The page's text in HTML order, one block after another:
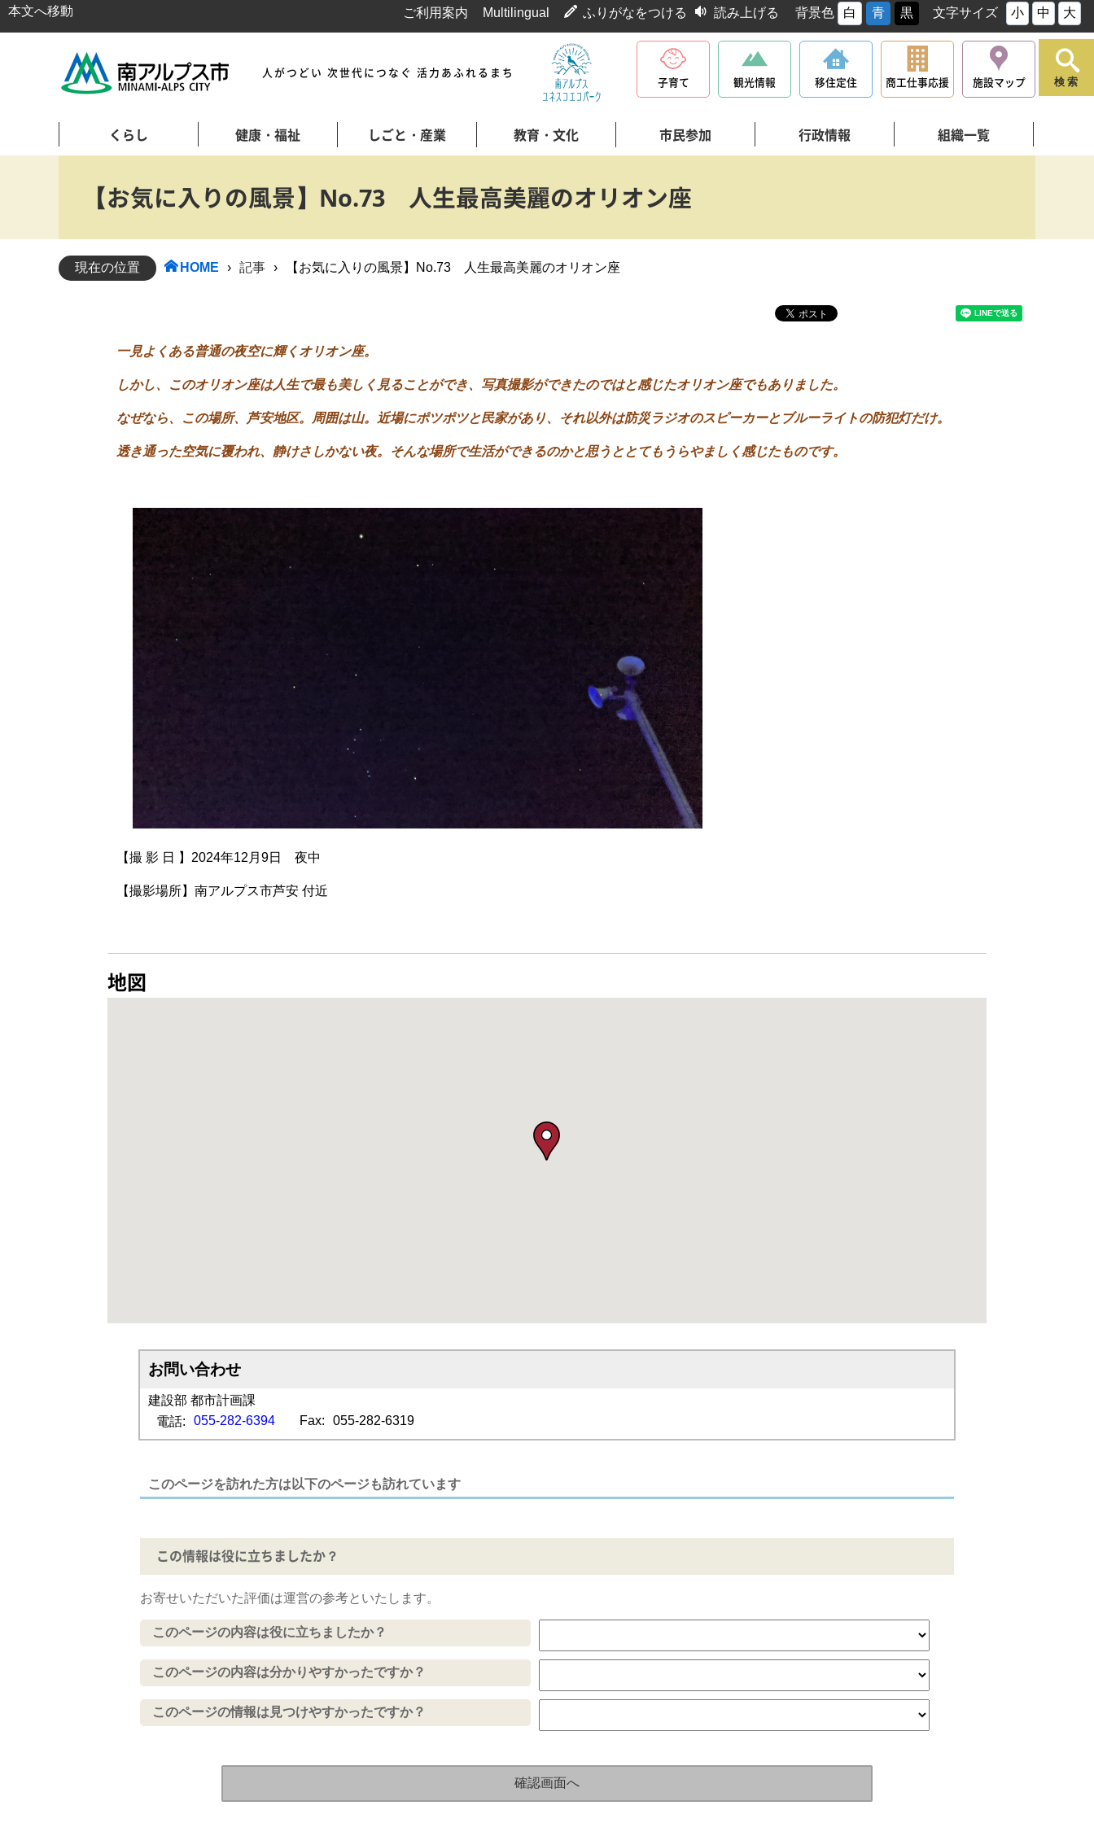
本文へ移動 ご利用案内 Multilingual ふりがなをつける 読み上げる 背景色 白 青 黒 文字サイズ 小 中 大
人がつどい 次世代につなぐ 活力あふれるまち
子育て 観光情報 移住定住 商工仕事応援 施設マップ
くらし 健康・福祉 しごと・産業 教育・文化 市民参加 行政情報 組織一覧
検索
【お気に入りの風景】No.73 人生最高美麗のオリオン座
現在の位置 HOME › 記事 › 【お気に入りの風景】No.73 人生最高美麗のオリオン座
一見よくある普通の夜空に輝くオリオン座。
しかし、このオリオン座は人生で最も美しく見ることができ、写真撮影ができたのではと感じたオリオン座でもありました。
なぜなら、この場所、芦安地区。周囲は山。近場にポツポツと民家があり、それ以外は防災ラジオのスピーカーとブルーライトの防犯灯だけ。
透き通った空気に覆われ、静けさしかない夜。そんな場所で生活ができるのかと思うととてもうらやましく感じたものです。
【撮 影 日 】2024年12月9日 夜中
【撮影場所】南アルプス市芦安 付近
地図
お問い合わせ
建設部 都市計画課
電話:
055-282-6394 Fax: 055-282-6319
このページを訪れた方は以下のページも訪れています
この情報は役に立ちましたか？
お寄せいただいた評価は運営の参考といたします。
このページの内容は役に立ちましたか？
このページの内容は分かりやすかったですか？
このページの情報は見つけやすかったですか？